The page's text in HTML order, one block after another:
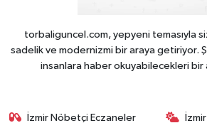
torbaliguncel.com, yepyeni temasıyla
sadelik ve modernizmi bir araya getiriyor.
insanlara haber okuyabilecekleri bir
İzmir Nöbetçi Eczaneler